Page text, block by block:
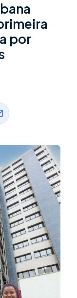
por